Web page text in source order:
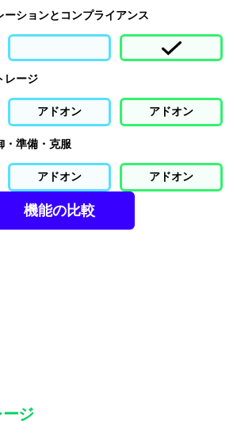
ーションとコンプライアンス
レージ
アドオン
アドオン
・準備・克服
アドオン アドオン
機能の比較
ジ